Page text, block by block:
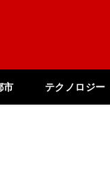
市 テクノロジー